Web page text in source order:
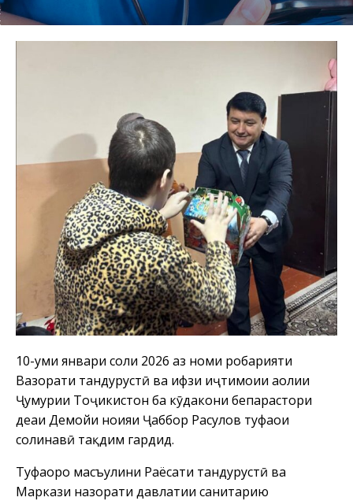
10-уми январи соли 2026 аз номи роҳбарияти
Вазорати тандурустӣ ва ҳифзи иҷтимоии аҳолии
Ҷумҳурии Тоҷикистон ба кӯдакони бепарастори
деҳаи Деҳмойи ноҳияи Ҷаббор Расулов туҳфаҳои
солинавӣ тақдим гардид.
Туҳфаҳоро масъулини Раёсати тандурустӣ ва
Маркази назорати давлатии санитарию